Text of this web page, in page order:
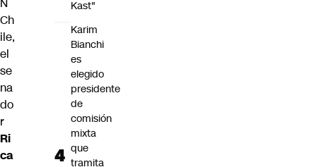
Ch
ile,
el
se
na
do
r
Ri
ca
Kast"
Karim
Bianchi
es
elegido
presidente
de
comisión
mixta
que
tramita